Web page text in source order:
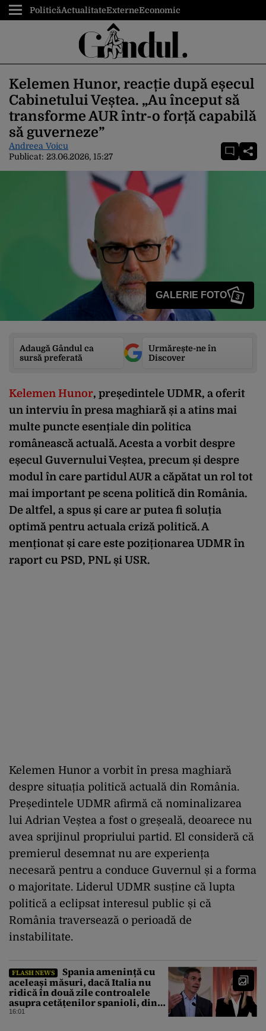
PoliticăActualitateExterneEconomic
Kelemen Hunor, reacție după eșecul
Cabinetului Veștea. „Au început să
transforme AUR într-o forță capabilă
să guverneze”
Andreea Voicu
Publicat: 23.06.2026, 15:27
GALERIE FOTO 3
Adaugă Gândul ca
sursă preferată
Urmărește-ne în
Discover
Kelemen Hunor, președintele UDMR, a oferit
un interviu în presa maghiară și a atins mai
multe puncte esențiale din politica
românească actuală. Acesta a vorbit despre
eșecul Guvernului Veștea, precum și despre
modul în care partidul AUR a căpătat un rol tot
mai important pe scena politică din România.
De altfel, a spus și care ar putea fi soluția
optimă pentru actuala criză politică. A
menționat și care este poziționarea UDMR în
raport cu PSD, PNL și USR.
Kelemen Hunor a vorbit în presa maghiară
despre situația politică actuală din România.
Președintele UDMR afirmă că nominalizarea
lui Adrian Veștea a fost o greșeală, deoarece nu
avea sprijinul propriului partid. El consideră că
premierul desemnat nu are experiența
necesară pentru a conduce Guvernul și a forma
o majoritate. Liderul UDMR susține că lupta
politică a eclipsat interesul public și că
România traversează o perioadă de
instabilitate.
FLASH NEWS
Spania amenință cu
aceleași măsuri, dacă Italia nu
ridică în două zile controalele
asupra cetățenilor spanioli, din
cauza crizei migrației
16:01